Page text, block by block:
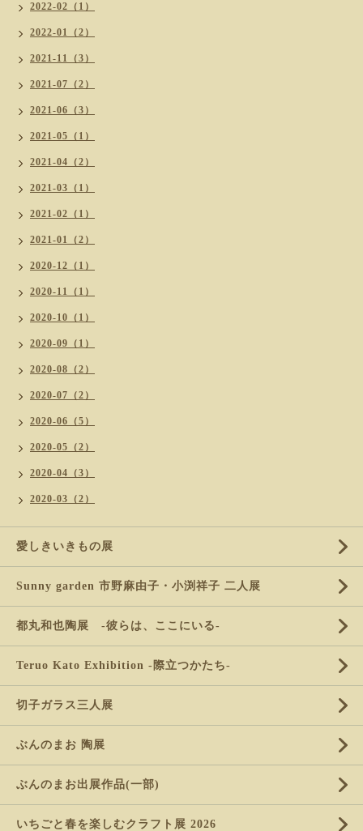
2022-02（1）
2022-01（2）
2021-11（3）
2021-07（2）
2021-06（3）
2021-05（1）
2021-04（2）
2021-03（1）
2021-02（1）
2021-01（2）
2020-12（1）
2020-11（1）
2020-10（1）
2020-09（1）
2020-08（2）
2020-07（2）
2020-06（5）
2020-05（2）
2020-04（3）
2020-03（2）
愛しきいきもの展
Sunny garden 市野麻由子・小渕祥子 二人展
都丸和也陶展 -彼らは、ここにいる-
Teruo Kato Exhibition -際立つかたち-
切子ガラス三人展
ぶんのまお 陶展
ぶんのまお出展作品(一部)
いちごと春を楽しむクラフト展 2026